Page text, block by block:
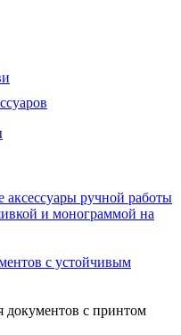
ручной работы
и монограммой на
с устойчивым
документов с принтом